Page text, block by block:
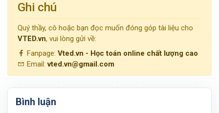
Ghi chú
Quý thầy, cô hoặc bạn đọc muốn đóng góp tài liệu cho
VTED.vn, vui lòng gửi về:
Fanpage: Vted.vn - Học toán online chất lượng cao
Email:vted.vn@gmail.com
Bình luận